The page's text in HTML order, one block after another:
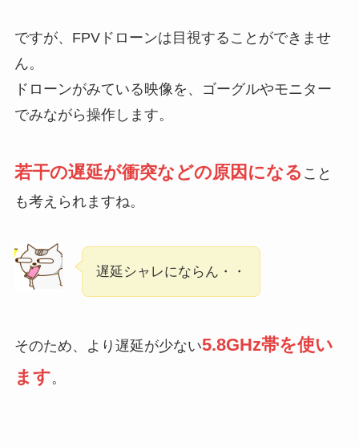
ですが、FPVドローンは目視することができませ
ん。
ドローンがみている映像を、ゴーグルやモニター
でみながら操作します。
若干の遅延が衝突などの原因になる こと
も考えられますね。
遅延シャレにならん・・
そのため、より遅延が少ない5.8GHz帯を使い
ます。